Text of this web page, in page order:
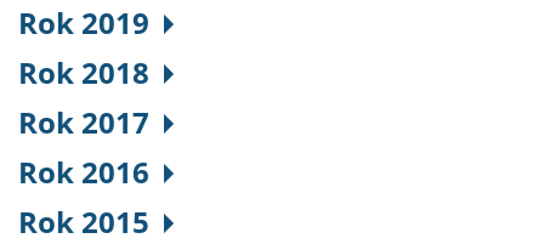
Rok 2019
Rok 2018
Rok 2017
Rok 2016
Rok 2015